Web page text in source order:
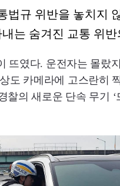
법규 위반을 놓치지
는 숨겨진 교통 위
뜨였다. 운전자는 몰랐
도 카메라에 고스란히
찰의 새로운 단속 무기 ‘